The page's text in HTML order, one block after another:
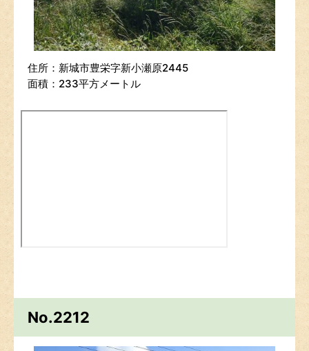
住所：新城市豊栄字新小瀬原2445
面積：233平方メートル
No.2212